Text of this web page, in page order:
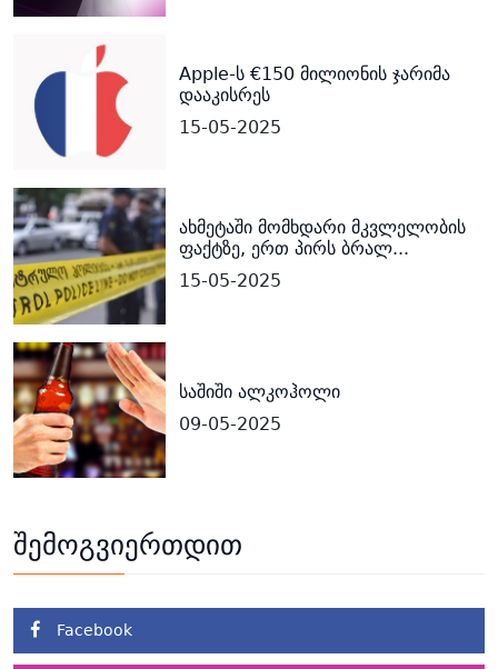
Apple-ს €150 მილიონის ჯარიმა
დააკისრეს
15-05-2025
ახმეტაში მომხდარი მკვლელობის
ფაქტზე, ერთ პირს ბრალ...
15-05-2025
საშიში ალკოჰოლი
09-05-2025
შემოგვიერთდით
Facebook